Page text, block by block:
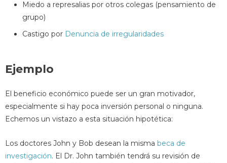
Miedo a represalias por otros colegas (pensamiento de
grupo)
Castigo por Denuncia de irregularidades
Ejemplo
El beneficio económico puede ser un gran motivador,
especialmente si hay poca inversión personal o ninguna.
Echemos un vistazo a esta situación hipotética:
Los doctores John y Bob desean la misma beca de
investigación. El Dr. John también tendrá su revisión de